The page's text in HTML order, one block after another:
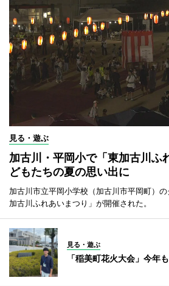
見る・遊ぶ
加古川・平岡小で「東加古川
どもたちの夏の思い出に
加古川市立平岡小学校（加古川市平岡町）
加古川ふれあいまつり」が開催された。
見る・遊ぶ
「稲美町花火大会」今